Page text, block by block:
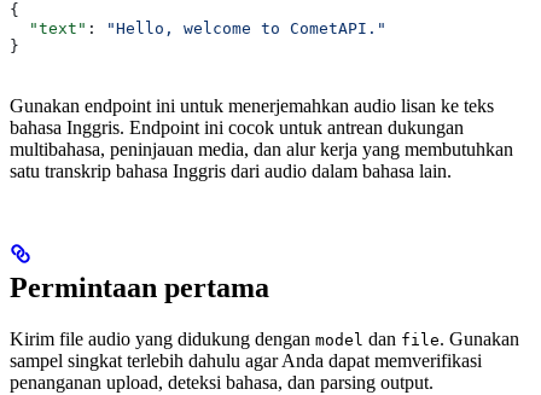
{
  "text"
:
"Hello, welcome to CometAPI."
}
Gunakan endpoint ini untuk menerjemahkan audio lisan ke teks
bahasa Inggris. Endpoint ini cocok untuk antrean dukungan
multibahasa, peninjauan media, dan alur kerja yang membutuhkan
satu transkrip bahasa Inggris dari audio dalam bahasa lain.
Permintaan pertama
Kirim file audio yang didukung dengan model dan file. Gunakan
sampel singkat terlebih dahulu agar Anda dapat memverifikasi
penanganan upload, deteksi bahasa, dan parsing output.